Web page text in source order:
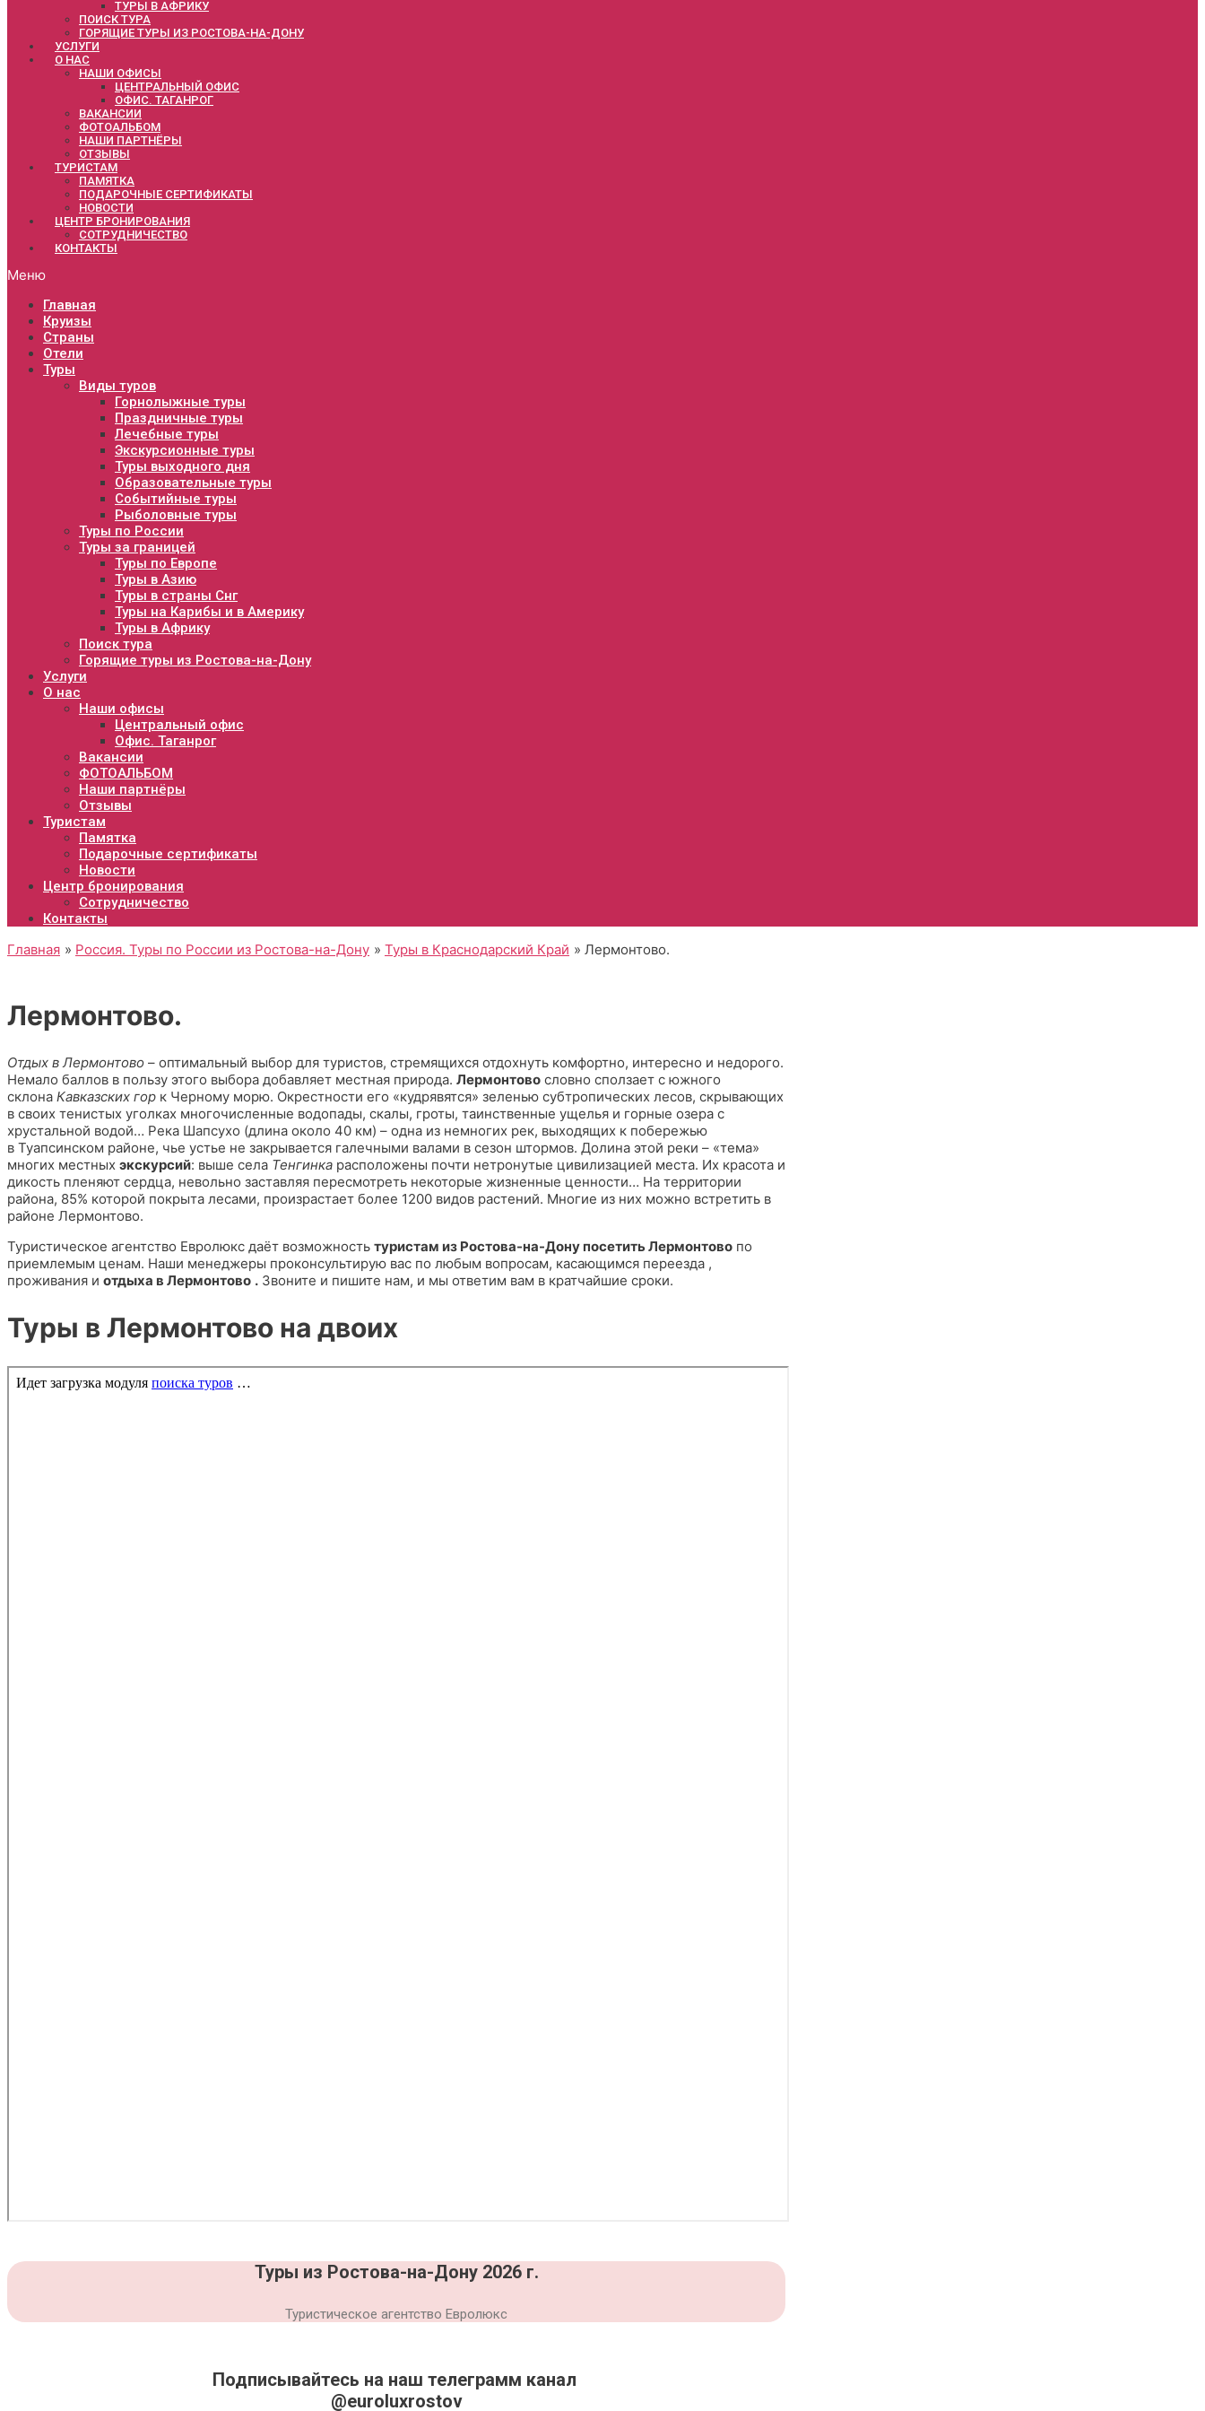
ТУРЫ В АФРИКУ
ПОИСК ТУРА
ГОРЯЩИЕ ТУРЫ ИЗ РОСТОВА-НА-ДОНУ
УСЛУГИ
О НАС
НАШИ ОФИСЫ
ЦЕНТРАЛЬНЫЙ ОФИС
ОФИС. ТАГАНРОГ
ВАКАНСИИ
ФОТОАЛЬБОМ
НАШИ ПАРТНЁРЫ
ОТЗЫВЫ
ТУРИСТАМ
ПАМЯТКА
ПОДАРОЧНЫЕ СЕРТИФИКАТЫ
НОВОСТИ
ЦЕНТР БРОНИРОВАНИЯ
СОТРУДНИЧЕСТВО
КОНТАКТЫ
Меню
Главная
Круизы
Страны
Отели
Туры
Виды туров
Горнолыжные туры
Праздничные туры
Лечебные туры
Экскурсионные туры
Туры выходного дня
Образовательные туры
Событийные туры
Рыболовные туры
Туры по России
Туры за границей
Туры по Европе
Туры в Азию
Туры в страны Снг
Туры на Карибы и в Америку
Туры в Африку
Поиск тура
Горящие туры из Ростова-на-Дону
Услуги
О нас
Наши офисы
Центральный офис
Офис. Таганрог
Вакансии
ФОТОАЛЬБОМ
Наши партнёры
Отзывы
Туристам
Памятка
Подарочные сертификаты
Новости
Центр бронирования
Сотрудничество
Контакты
Главная Россия. Туры по России из Ростова-на-Дону Туры в Краснодарский Край Лермонтово.
Лермонтово.
Отдых в Лермонтово – оптимальный выбор для туристов, стремящихся отдохнуть комфортно, интересно и недорого.
Немало баллов в пользу этого выбора добавляет местная природа. Лермонтово словно сползает с южного
склона Кавказских гор к Черному морю. Окрестности его «кудрявятся» зеленью субтропических лесов, скрывающих
в своих тенистых уголках многочисленные водопады, скалы, гроты, таинственные ущелья и горные озера с
хрустальной водой… Река Шапсухо (длина около 40 км) – одна из немногих рек, выходящих к побережью
в Туапсинском районе, чье устье не закрывается галечными валами в сезон штормов. Долина этой реки – «тема»
многих местных экскурсий: выше села Тенгинка расположены почти нетронутые цивилизацией места. Их красота и
дикость пленяют сердца, невольно заставляя пересмотреть некоторые жизненные ценности… На территории
района, 85% которой покрыта лесами, произрастает более 1200 видов растений. Многие из них можно встретить в
районе Лермонтово.
Туристическое агентство Евролюкс даёт возможность туристам из Ростова-на-Дону посетитьЛермонтово по
приемлемым ценам. Наши менеджеры проконсультирую вас по любым вопросам, касающимся переезда ,
проживания и отдыха в Лермонтово . Звоните и пишите нам, и мы ответим вам в кратчайшие сроки.
Туры в Лермонтово на двоих
Туры из Ростова-на-Дону 2026 г.
Туристическое агентство Евролюкс
Подписывайтесь на наш телеграмм канал
@euroluxrostov